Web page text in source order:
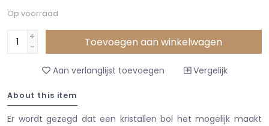
Op voorraad
+
-
Toevoegen aan winkelwagen
Aan verlanglijst toevoegen Vergelijk
About this item
Er wordt gezegd dat een kristallen bol het mogelijk maakt